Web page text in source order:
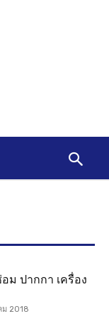
ม ปากกา เครื่อง
ม 2018